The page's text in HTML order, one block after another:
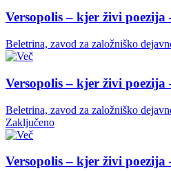
Versopolis – kjer živi poezija
Beletrina, zavod za založniško
Versopolis – kjer živi poezija
Beletrina, zavod za založniško
Zaključeno
Versopolis – kjer živi poezija